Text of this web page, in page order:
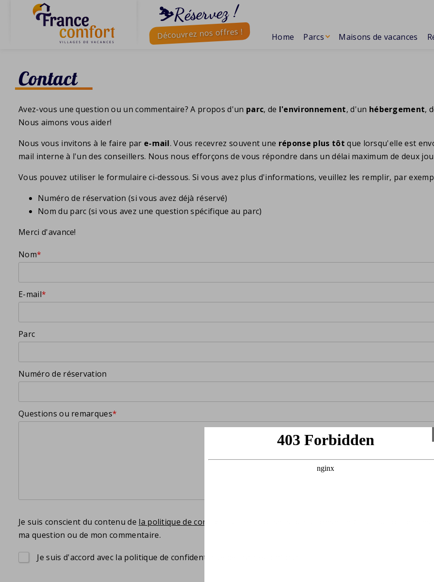
⛷️Réservez !
Découvrez nos offres ! Home Parcs Maisons de vacances
Contact
Avez-vous une question ou un commentaire? A propos d'un parc, de l'environnement, d'un hébergement,
Nous aimons vous aider!
Nous vous invitons à le faire par e-mail. Vous recevrez souvent une réponse plus tôt que lorsqu'elle est
mail interne à l'un des conseillers. Nous nous efforçons de vous répondre dans un délai maximum de deux
Vous pouvez utiliser le formulaire ci-dessous. Si vous avez plus d'informations, veuillez les remplir, par
Numéro de réservation (si vous avez déjà réservé)
Nom du parc (si vous avez une question spécifique au parc)
Merci d'avance!
Nom*
E-mail*
Parc
Numéro de réservation
Questions ou remarques*
Je suis conscient du contenu de la politique de confidentialité et consens
par la présente à l'utilisation de
ma question ou de mon commentaire.
Je suis d'accord avec la politique de confidentialité de FranceComfort